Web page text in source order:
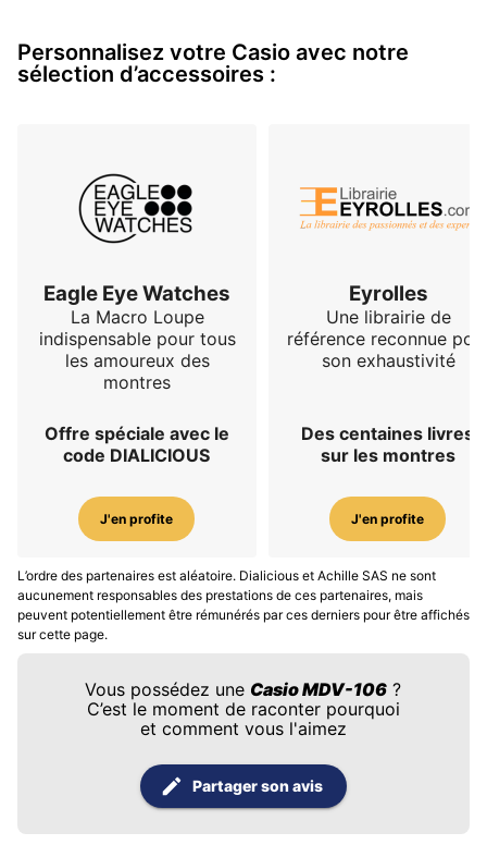
Personnalisez votre Casio avec notre
sélection d’accessoires :
Eagle Eye Watches
La Macro Loupe
indispensable pour tous
les amoureux des
montres
Offre spéciale avec le
code DIALICIOUS
J'en profite
Eyrolles
Une librairie de
référence reconnue
son exhaustivité
Des centaines livres
sur les montres
J'en profite
L’ordre des partenaires est aléatoire. Dialicious et Achille SAS ne sont
aucunement responsables des prestations de ces partenaires, mais
peuvent potentiellement être rémunérés par ces derniers pour être affichés
sur cette page.
Vous possédez une Casio MDV-106 ?
C’est le moment de raconter pourquoi
et comment vous l'aimez
Partager son avis